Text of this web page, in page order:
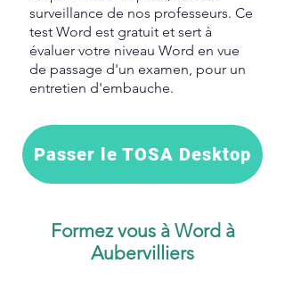
surveillance de nos professeurs. Ce
test Word est gratuit et sert à
évaluer votre niveau Word en vue
de passage d'un examen, pour un
entretien d'embauche.
Passer le TOSA Desktop
Formez vous à Word à
Aubervilliers